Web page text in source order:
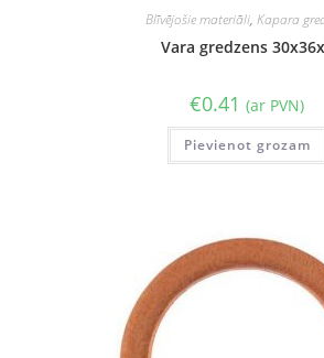
Blīvējošie materiāli, Kapara
Vara gredzens
€0.41 (ar PVN)
Pievienot grozam